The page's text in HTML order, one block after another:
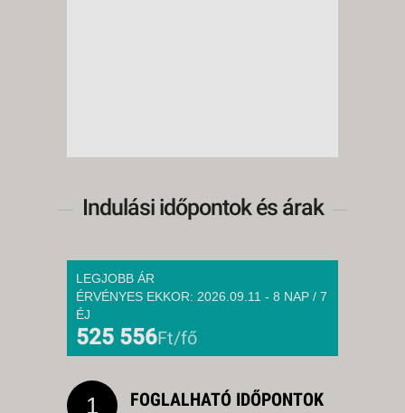
Indulási időpontok és árak
LEGJOBB ÁR
ÉRVÉNYES EKKOR: 2026.09.11 - 8 NAP / 7
ÉJ
525 556Ft/fő
1 FOGLALHATÓ IDŐPONTOK